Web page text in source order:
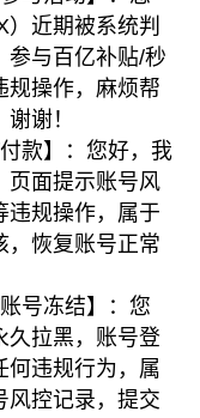
近期被系统判
参与百亿补贴/秒
规操作，麻烦帮
谢！
款】：您好，我
页面提示账号风
违规操作，属于
，恢复账号正常
号冻结】：您
久拉黑，账号登
何违规行为，属
风控记录，提交